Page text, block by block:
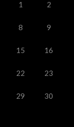
8 9
15 16
22 23
29 30